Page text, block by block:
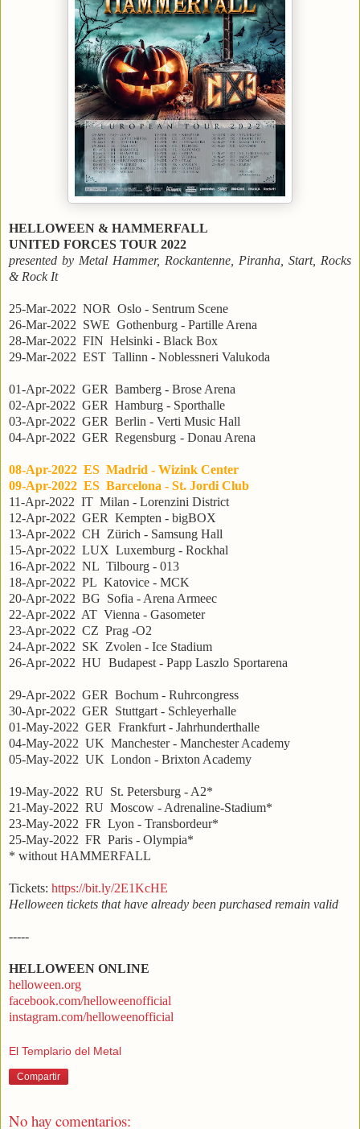
HELLOWEEN & HAMMERFALL
UNITED FORCES TOUR 2022
presented by Metal Hammer, Rockantenne, Piranha, Start, Rocks
& Rock It
25-Mar-2022 NOR Oslo - Sentrum Scene
26-Mar-2022 SWE Gothenburg - Partille Arena
28-Mar-2022 FIN Helsinki - Black Box
29-Mar-2022 EST Tallinn - Noblessneri Valukoda
01-Apr-2022 GER Bamberg - Brose Arena
02-Apr-2022 GER Hamburg - Sporthalle
03-Apr-2022 GER Berlin - Verti Music Hall
04-Apr-2022 GER Regensburg - Donau Arena
08-Apr-2022 ES Madrid - Wizink Center
09-Apr-2022 ES Barcelona - St. Jordi Club
11-Apr-2022 IT Milan - Lorenzini District
12-Apr-2022 GER Kempten - bigBOX
13-Apr-2022 CH Zürich - Samsung Hall
15-Apr-2022 LUX Luxemburg - Rockhal
16-Apr-2022 NL Tilbourg - 013
18-Apr-2022 PL Katovice - MCK
20-Apr-2022 BG Sofia - Arena Armeec
22-Apr-2022 AT Vienna - Gasometer
23-Apr-2022 CZ Prag -O2
24-Apr-2022 SK Zvolen - Ice Stadium
26-Apr-2022 HU Budapest - Papp Laszlo Sportarena
29-Apr-2022 GER Bochum - Ruhrcongress
30-Apr-2022 GER Stuttgart - Schleyerhalle
01-May-2022 GER Frankfurt - Jahrhunderthalle
04-May-2022 UK Manchester - Manchester Academy
05-May-2022 UK London - Brixton Academy
19-May-2022 RU St. Petersburg - A2*
21-May-2022 RU Moscow - Adrenaline-Stadium*
23-May-2022 FR Lyon - Transbordeur*
25-May-2022 FR Paris - Olympia*
* without HAMMERFALL
Tickets: https://bit.ly/2E1KcHE
Helloween tickets that have already been purchased remain valid
-----
HELLOWEEN ONLINE
helloween.org
facebook.com/helloweenofficial
instagram.com/helloweenofficial
El Templario del Metal
Compartir
No hay comentarios: